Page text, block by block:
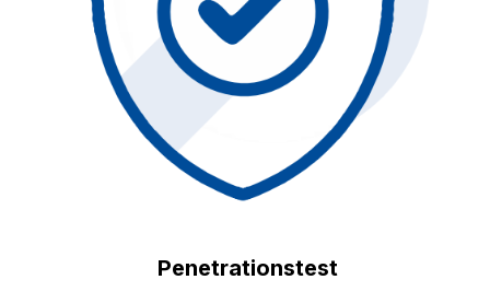
Penetrationstest